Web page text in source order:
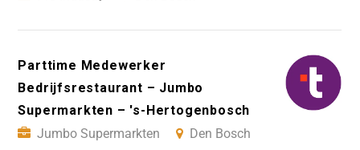
Parttime Medewerker
Bedrijfsrestaurant – Jumbo
Supermarkten – 's-Hertogenbosch
Jumbo Supermarkten
Den Bosch